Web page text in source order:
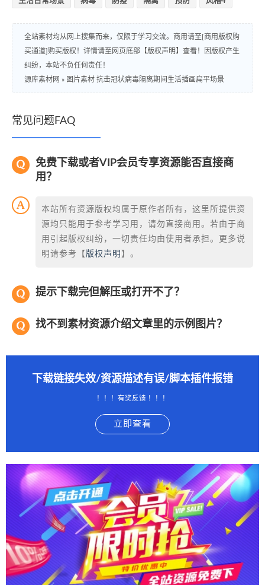
全站素材均从网上搜集而来，仅限于学习交流。商用请至[商用版权购
买通道]购买版权！详情请至网页底部【版权声明】查看！因版权产生
纠纷，本站不负任何责任！
源库素材网 » 图片素材 抗击冠状病毒隔离期间生活插画扁平场景
常见问题FAQ
免费下载或者VIP会员专享资源能否直接商
用？
本站所有资源版权均属于原作者所有，这里所提供资
源均只能用于参考学习用，请勿直接商用。若由于商
用引起版权纠纷，一切责任均由使用者承担。更多说
明请参考【 版权声明 】。
提示下载完但解压或打开不了？
找不到素材资源介绍文章里的示例图片？
下载链接失效/资源描述有误/脚本插件报错
！！！有奖反馈 ！！！
立即查看